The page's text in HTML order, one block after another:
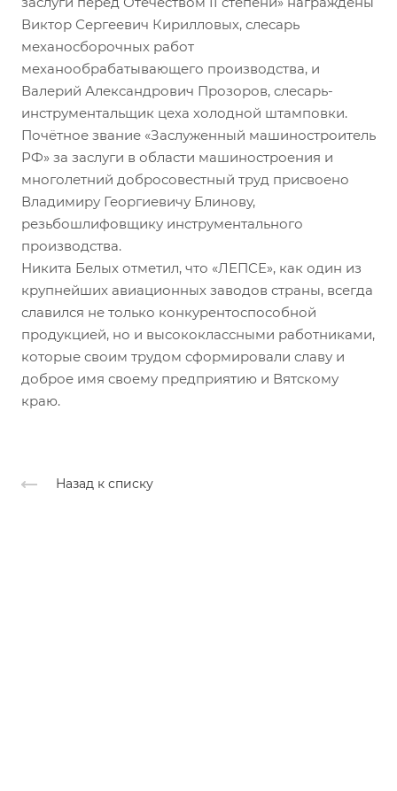
Виктор Сергеевич Кирилловых, слесарь
механосборочных работ
механообрабатывающего производства, и
Валерий Александрович Прозоров, слесарь-
инструментальщик цеха холодной штамповки.
Почётное звание «Заслуженный машиностроитель
РФ» за заслуги в области машиностроения и
многолетний добросовестный труд присвоено
Владимиру Георгиевичу Блинову,
резьбошлифовщику инструментального
производства.
Никита Белых отметил, что «ЛЕПСЕ», как один из
крупнейших авиационных заводов страны, всегда
славился не только конкурентоспособной
продукцией, но и высококлассными работниками,
которые своим трудом сформировали славу и
доброе имя своему предприятию и Вятскому
краю.
Назад к списку